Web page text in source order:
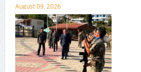
August 09, 2026